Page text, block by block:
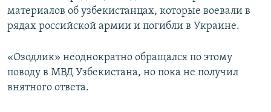
материалов об узбекистанцах, которые воевали в
рядах российской армии и погибли в Украине.
«Озодлик» неоднократно обращался по этому
поводу в МВД Узбекистана, но пока не получил
внятного ответа.